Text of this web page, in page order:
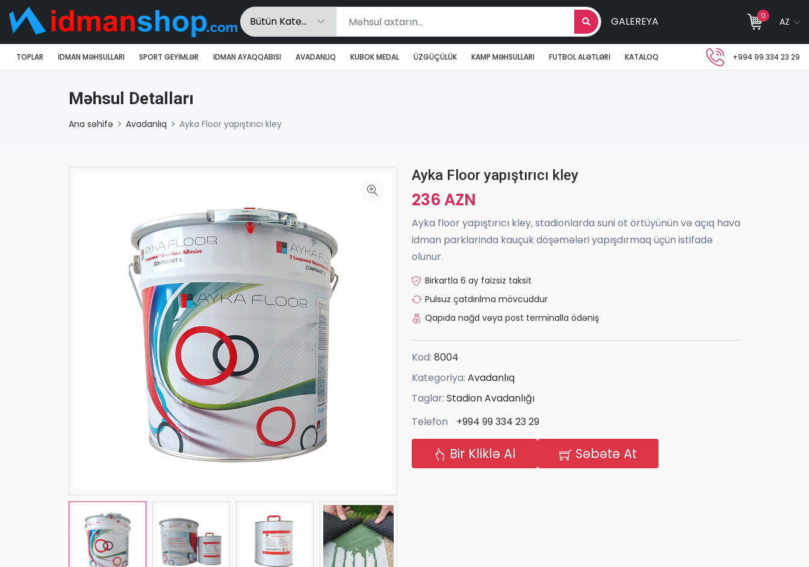
GALEREYA 0
AZ
TOPLAR İDMAN MƏHSULLARI SPORT GEYIMLƏR İDMAN AYAQQABISI AVADANLIQ KUBOK MEDAL ÜZGÜÇÜLÜK KAMP MƏHSULLARI FUTBOL ALƏTLƏRI KATALOQ +994 99 334 23 29
Məhsul Detalları
Ana səhifə Avadanlıq Ayka Floor yapıştırıcı kley
Ayka Floor yapıştırıcı kley
236 AZN
Ayka floor yapıştırıcı kley, stadionlarda suni ot örtüyünün və açıq hava
idman parklarinda kauçuk döşəmələri yapışdırmaq üçün istifadə
olunur.
Birkartla 6 ay faizsiz taksit
Pulsuz çatdırılma mövcuddur
Qapıda nağd vəya post terminalla ödəniş
Kod: 8004
Kategoriya: Avadanlıq
Taglar: Stadion Avadanlığı
Telefon
+994 99 334 23 29
Bir Kliklə Al Səbətə At